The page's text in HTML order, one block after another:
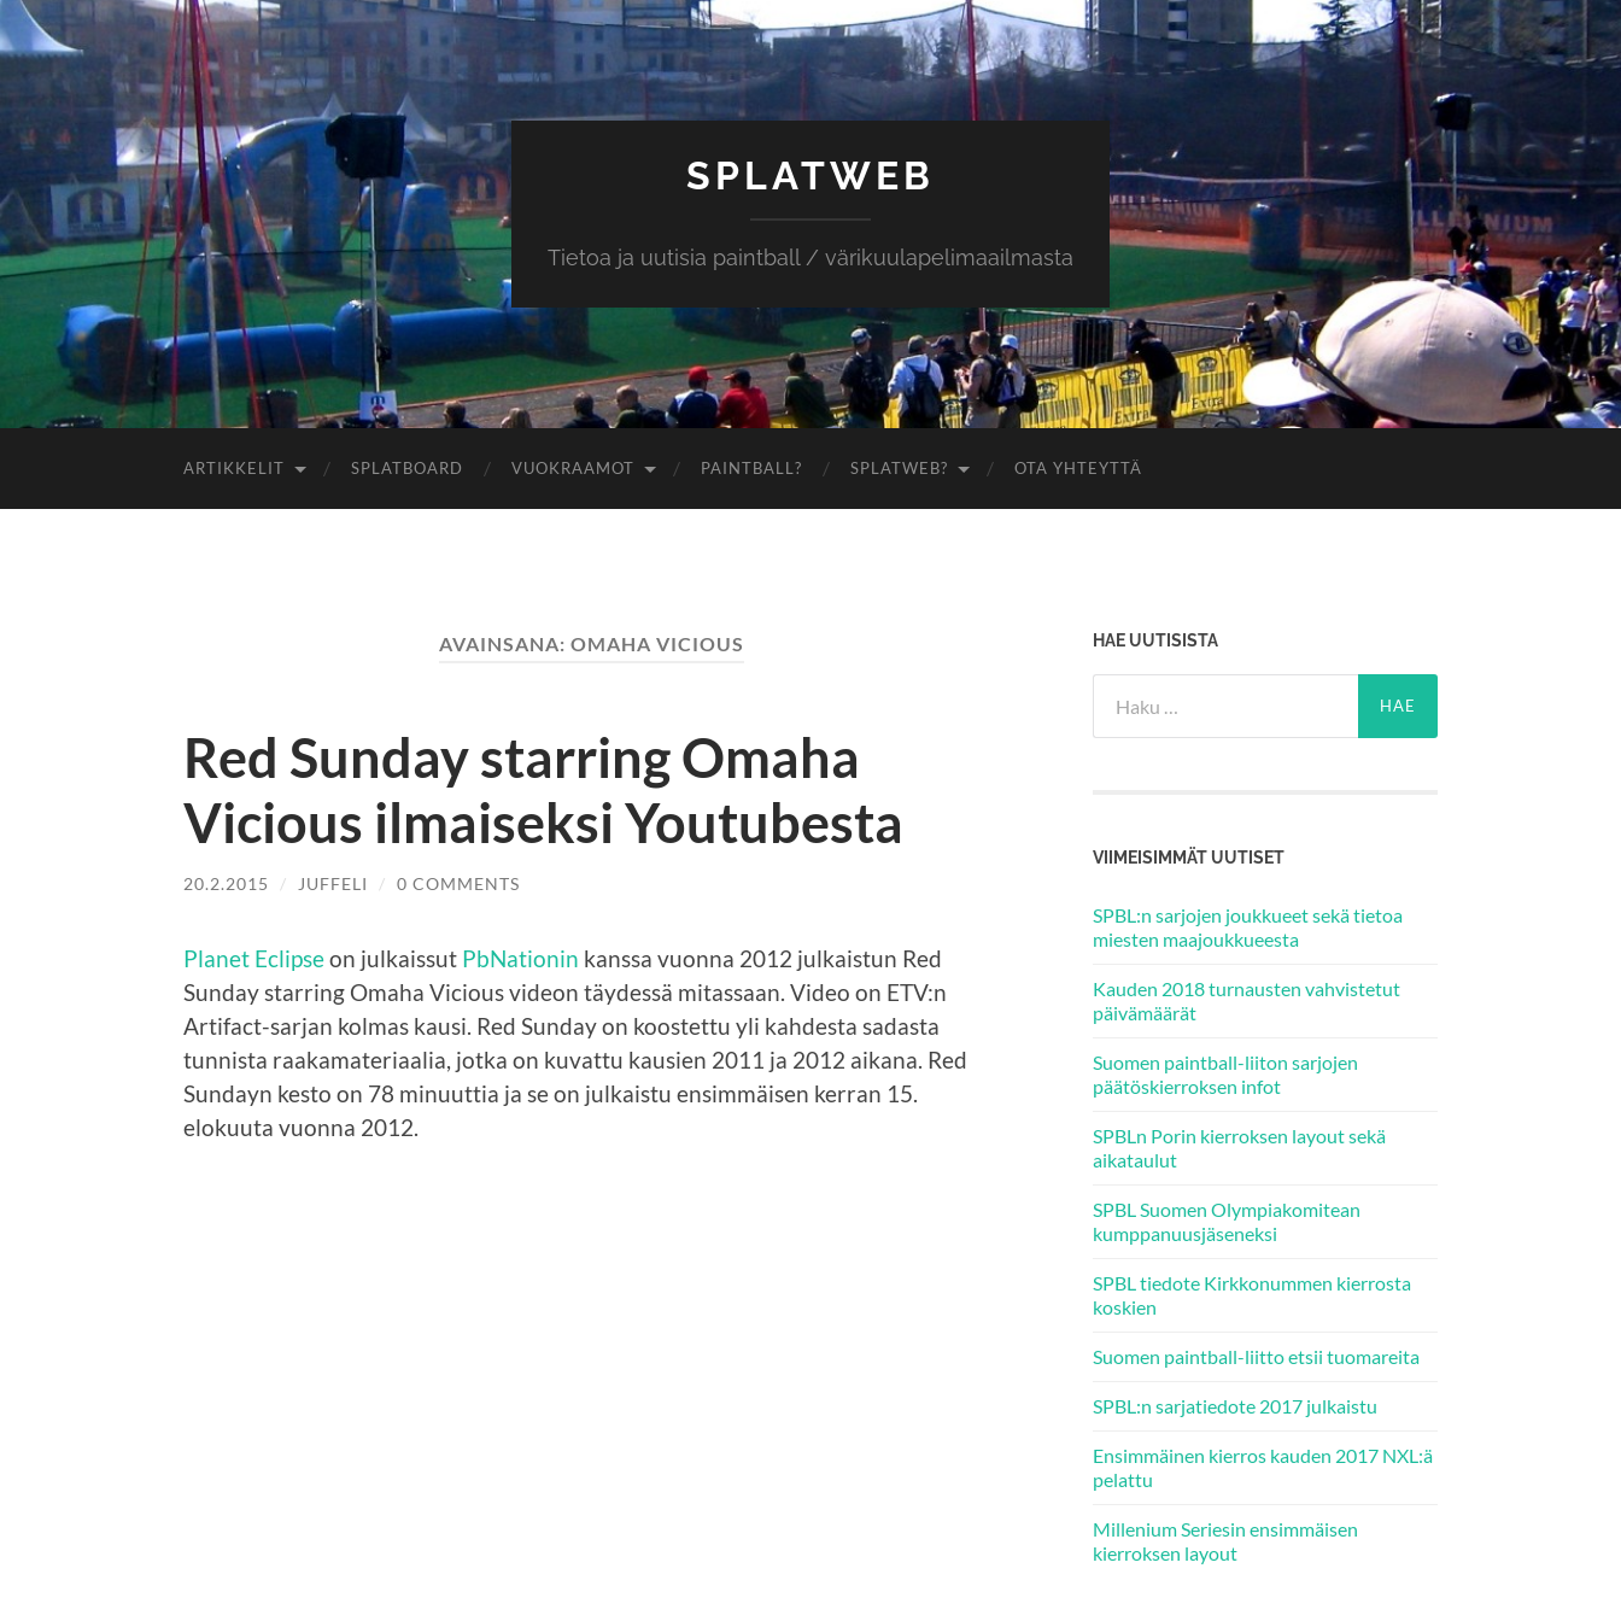
SPLATWEB
Tietoa ja uutisia paintball / värikuulapelimaailmasta
ARTIKKELIT SPLATBOARD VUOKRAAMOT PAINTBALL? SPLATWEB? OTA YHTEYTTÄ
AVAINSANA: OMAHA VICIOUS
Red Sunday starring Omaha
Vicious ilmaiseksi Youtubesta
20.2.2015 / JUFFELI / 0 COMMENTS
Planet Eclipseon julkaissut PbNationin kanssa vuonna 2012 julkaistun Red
Sunday starring Omaha Vicious videon täydessä mitassaan. Video on ETV:n
Artifact-sarjan kolmas kausi. Red Sunday on koostettu yli kahdesta sadasta
tunnista raakamateriaalia, jotka on kuvattu kausien 2011 ja 2012 aikana. Red
Sundayn kesto on 78 minuuttia ja se on julkaistu ensimmäisen kerran 15.
elokuuta vuonna 2012.
HAE UUTISISTA
VIIMEISIMMÄT UUTISET
SPBL:n sarjojen joukkueet sekä tietoa
miesten maajoukkueesta
Kauden 2018 turnausten vahvistetut
päivämäärät
Suomen paintball-liiton sarjojen
päätöskierroksen infot
SPBLn Porin kierroksen layout sekä
aikataulut
SPBL Suomen Olympiakomitean
kumppanuusjäseneksi
SPBL tiedote Kirkkonummen kierrosta
koskien
Suomen paintball-liitto etsii tuomareita
SPBL:n sarjatiedote 2017 julkaistu
Ensimmäinen kierros kauden 2017 NXL:ä
pelattu
Millenium Seriesin ensimmäisen
kierroksen layout